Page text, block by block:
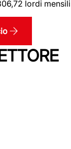
lordi mensili